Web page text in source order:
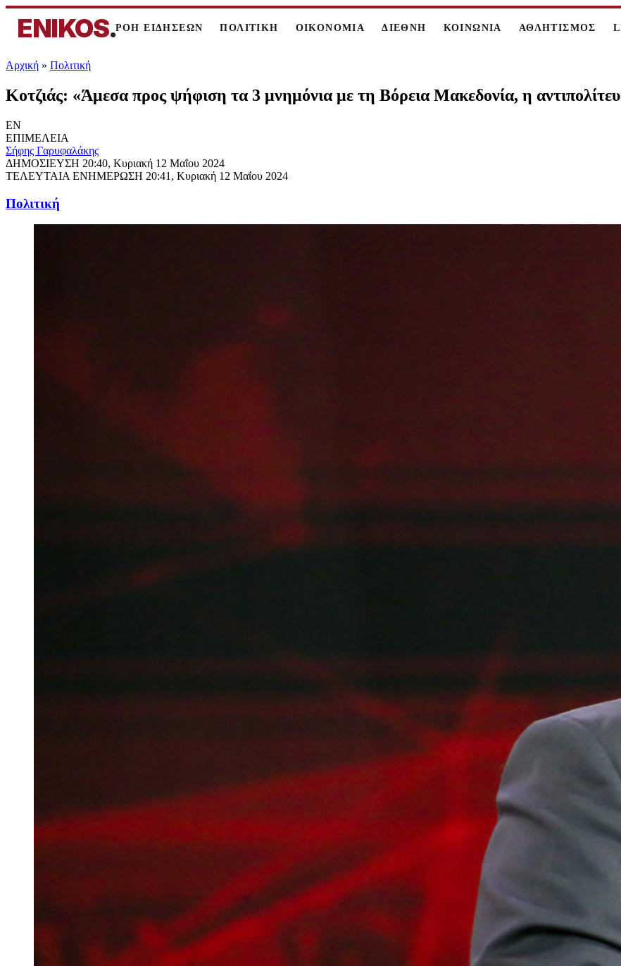
ENIKOS.ΡΟΗ ΕΙΔΗΣΕΩΝ ΠΟΛΙΤΙΚΗ ΟΙΚΟΝΟΜΙΑ ΔΙΕΘΝΗ ΚΟΙΝΩΝΙΑ ΑΘΛΗΤΙΣΜΟΣ
Αρχική » Πολιτική
Κοτζιάς: «Άμεσα προς ψήφιση τα 3 μνημόνια με τη Βόρεια Μακεδονία, η
EN
ΕΠΙΜΕΛΕΙΑ
Σήφης Γαρυφαλάκης
ΔΗΜΟΣΙΕΥΣΗ 20:40, Κυριακή 12 Μαΐου 2024
ΤΕΛΕΥΤΑΙΑ ΕΝΗΜΕΡΩΣΗ 20:41, Κυριακή 12 Μαΐου 2024
Πολιτική